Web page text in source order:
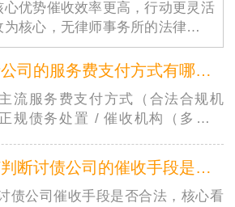
优势催收效率更高，行动更灵活
核心，无律师事务所的法律流程
琐环节，接到委托后可快速制定
如电话沟通、上门协商、场景化施
讨债公司的服务费支付方式有哪些？支持分期支付吗？
流服务费支付方式（合法合规机
规债务处置 / 催收机构（多为律
功后付费（风险代理）无前期费
款后按比例抽成（通常 10%–
法律上限…
如何判断讨债公司的催收手段是否符合法律规定？
债公司催收手段是否合法，核心看